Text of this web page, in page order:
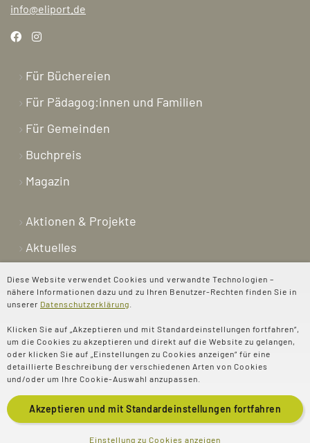
Diese Website verwendet Cookies und verwandte Technologien –
nähere Informationen dazu und zu Ihren Benutzer-Rechten finden Sie in
unserer Datenschutzerklärung
Klicken Sie auf „Akzeptieren und mit Standardeinstellungen fortfahren“,
um die Cookies zu akzeptieren und direkt auf die Website zu gelangen,
oder klicken Sie auf „Einstellungen zu Cookies anzeigen“ für eine
detaillierte Beschreibung der verschiedenen Arten von Cookies
und/oder um Ihre Cookie-Auswahl anzupassen.
Akzeptieren und mit Standardeinstellungen fortfahren
Einstellung zu Cookies anzeigen
info@eliport.de
Für Büchereien
Für Pädagog:innen und Familien
Für Gemeinden
Buchpreis
Magazin
Aktionen & Projekte
Aktuelles
Newsletter
Shop
Kontakt
Über uns
Spenden
© 2025 Evangelisches Impressum